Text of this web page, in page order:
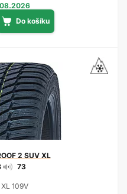
2 SUV XL
73
109V